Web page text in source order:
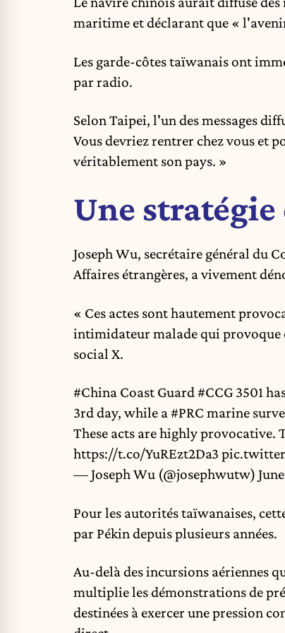
maritime et déclarant que «
Les garde-côtes taïwanais ont
par radio.
Selon Taipei, l'un des messages
Vous devriez rentrer chez vous et
véritablement son pays. »
Une
Joseph Wu, secrétaire général du
Affaires étrangères, a vivement
« Ces actes sont hautement
intimidateur malade qui provoque
social X.
#China Coast Guard#CCG 3501
3rd day, while a#PRC marine
These acts are highly provocative.
https://t.co/YuREzt2Da3
— Joseph Wu (@josephwutw)
Pour les autorités taïwanaises,
par Pékin depuis plusieurs années.
Au-delà des incursions aériennes
multiplie les démonstrations de
destinées à exercer une pression